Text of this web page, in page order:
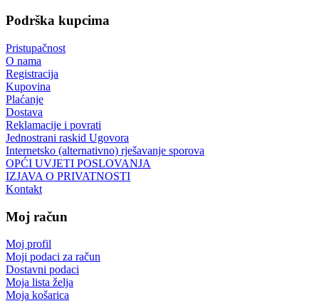
Podrška kupcima
Pristupačnost
O nama
Registracija
Kupovina
Plaćanje
Dostava
Reklamacije i povrati
Jednostrani raskid Ugovora
Internetsko (alternativno) rješavanje sporova
OPĆI UVJETI POSLOVANJA
IZJAVA O PRIVATNOSTI
Kontakt
Moj račun
Moj profil
Moji podaci za račun
Dostavni podaci
Moja lista želja
Moja košarica